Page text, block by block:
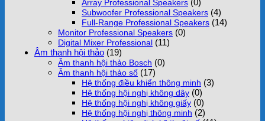
Array Professional Speakers (0)
Subwoofer Professional Speakers (4)
Full-Range Professional Speakers (14)
Monitor Professional Speakers (0)
Digital Mixer Professional (11)
Âm thanh hội thảo (19)
Âm thanh hội thảo Bosch (0)
Âm thanh hội thảo số (17)
Hệ thống điều khiển thông minh (3)
Hệ thống hội nghị không dây (0)
Hệ thống hội nghị không giấy (0)
Hệ thống hội nghị thông minh (2)